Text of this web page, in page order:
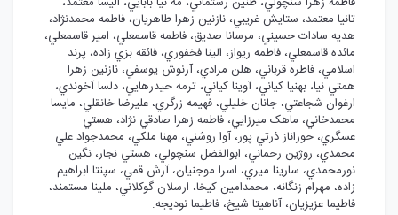
تانيا معتمد، ستايش غريبي، نازنين زهرا طاهريان، فاطمه محمدنژاد،
هديه سادات حسيني، مرسانا صديق، فاطمه قاسمعلي، امير قاسمعلي،
مائده قاسمعلي، فاطمه ريواز، الينا فخفوري، فائقه بزي زاده، پرند
اسلامي، فاطره قرباني، هلن مرادي، آرنوش يوسفي، نازنين زهرا
همتي نيا، بهنيا کياني، آوينا کياني، ترمه حيدرهايي، دلسا آخوندي،
ارغوان شجاعتي، جانان خليلي، فهيمه زرگري، عليرضا خانقلي، مايسا
محمدخاني، ماهک ميرزايي، فاطمه زهرا صادقي نژاد، هستي
عسگري، حوراناز ذرتي پور، آوا روشني، مهنا ملکي، محمدجواد علي
محمدي، روژين رحماني، ابوالفضل سنچولي، هستي نجار، نگين
نورمحمدي، سارينا ميري، اسرا موجنيان، آرش قمي، سپنتا ابراهيم
زاده، مهرام زنگانه، محمدامين کيخا، ارسلان گوکلاني، ملينا مستمند،
فاطيما عزيزيان، آناهيتا شيخ، فاطيما نوديجه.